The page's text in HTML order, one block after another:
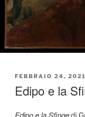
PUBBLICATO
FEBBRAIO 24, 2021
Edipo e la
Edipo e la Sfinge